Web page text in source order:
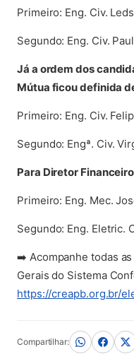
Primeiro: Eng. Civ.
Segundo: Eng. Civ.
Já a ordem dos
Mútua ficou definida
Primeiro: Eng. Civ.
Segundo: Engª. Civ.
Para Diretor
Primeiro: Eng. Mec.
Segundo: Eng. Eletric.
➡️ Acompanhe todas
Gerais do Sistema
https://creapb.org.br/
Compartilhar: